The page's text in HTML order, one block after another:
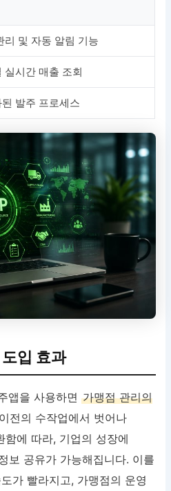
리 및 자동 알림 기능
실시간 매출 조회
발주 프로세스
입 효과
앱을 사용하면가맹점 관리의
전의 수작업에서 벗어나
함에 따라, 기업의 성장에
보 공유가 가능해집니다. 이를
가 빨라지고, 가맹점의 운영